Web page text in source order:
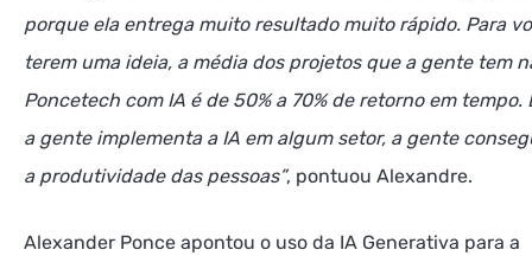
porque ela entrega muito resultado muito rápido. Para
terem uma ideia, a média dos projetos que a gente tem
Poncetech com IA é de 50% a 70% de retorno em tempo.
a gente implementa a IA em algum setor, a gente
a produtividade das pessoas”, pontuou Alexandre.
Alexander Ponce apontou o uso da IA Generativa para a